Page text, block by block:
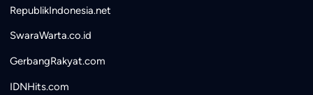
RepublikIndonesia.net
SwaraWarta.co.id
GerbangRakyat.com
IDNHits.com